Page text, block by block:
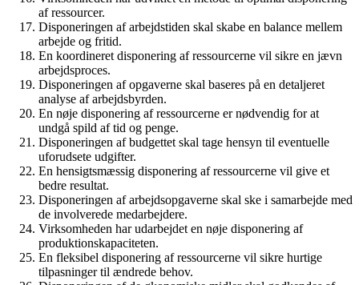
af ressourcer.
Disponeringen af arbejdstiden skal skabe en balance mellem
arbejde og fritid.
En koordineret disponering af ressourcerne vil sikre en jævn
arbejdsproces.
Disponeringen af opgaverne skal baseres på en detaljeret
analyse af arbejdsbyrden.
En nøje disponering af ressourcerne er nødvendig for at
undgå spild af tid og penge.
Disponeringen af budgettet skal tage hensyn til eventuelle
uforudsete udgifter.
En hensigtsmæssig disponering af ressourcerne vil give et
bedre resultat.
Disponeringen af arbejdsopgaverne skal ske i samarbejde med
de involverede medarbejdere.
Virksomheden har udarbejdet en nøje disponering af
produktionskapaciteten.
En fleksibel disponering af ressourcerne vil sikre hurtige
tilpasninger til ændrede behov.